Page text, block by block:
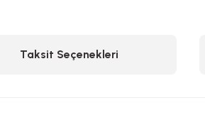
Taksit Seçenekleri